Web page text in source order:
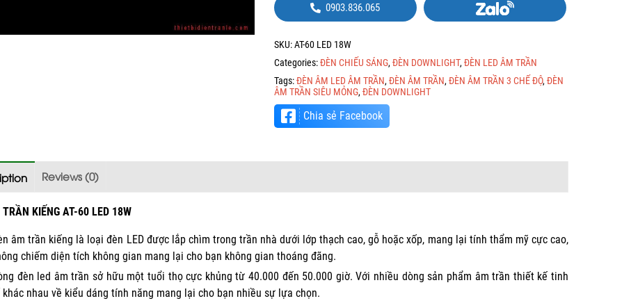
0903.836.065
SKU:AT-60 LED 18W
Categories:ĐÈN CHIẾU SÁNG,ĐÈN DOWNLIGHT,ĐÈN LED ÂM TRẦN
Tags:ĐÈN ÂM LED ÂM TRẦN,ĐÈN ÂM TRẦN,ĐÈN ÂM TRẦN 3 CHẾ ĐỘ,ĐÈN
ÂM TRẦN SIÊU MỎNG,ĐÈN DOWNLIGHT
Chia sẻ Facebook
Reviews (0)
KIẾNG AT-60 LED 18W
âm trần kiếng là loại đèn LED được lắp chìm trong trần nhà dưới lớp thạch cao, gỗ hoặc xốp, mang lại tính thẩm mỹ cực cao,
chiếm diện tích không gian mang lại cho bạn không gian thoáng đãng.
đèn led âm trần sở hữu một tuổi thọ cực khủng từ 40.000 đến 50.000 giờ. Với nhiều dòng sản phẩm âm trần thiết kế tinh
khác nhau về kiểu dáng tính năng mang lại cho bạn nhiều sự lựa chọn.